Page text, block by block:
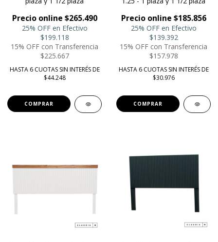
Precio online $265.490
25% OFF en Efectivo
$199.118
15% OFF con Transferencia
$225.667
HASTA 6 CUOTAS SIN INTERÉS DE
$44.248
COMPRAR
Precio online $185.856
25% OFF en Efectivo
$139.392
15% OFF con Transferencia
$157.978
HASTA 6 CUOTAS SIN INTERÉS DE
$30.976
COMPRAR